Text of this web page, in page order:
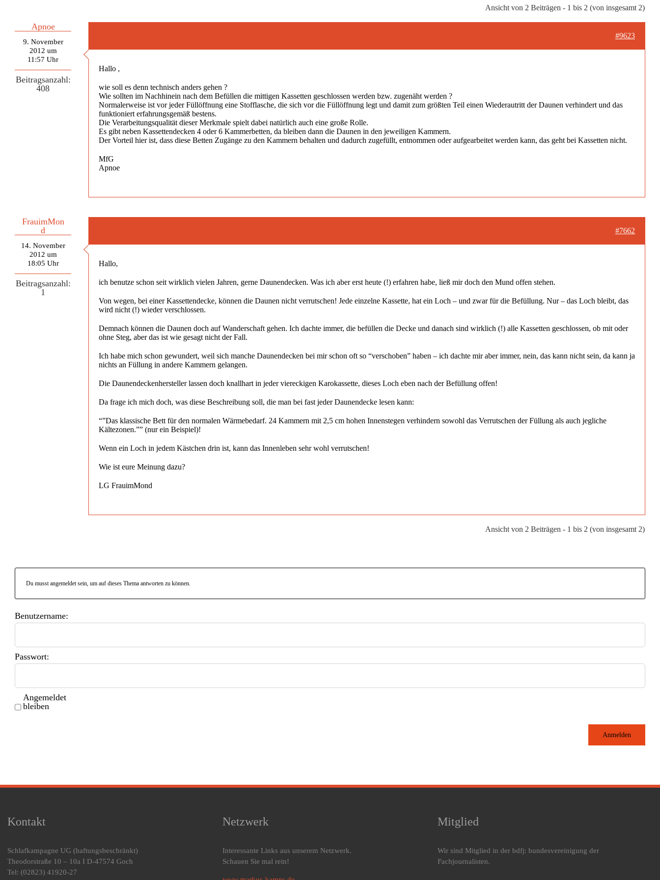
Ansicht von 2 Beiträgen - 1 bis 2 (von insgesamt 2)
Apnoe
9. November
2012 um
11:57 Uhr
Beitragsanzahl:
408
#9623
Hallo ,
wie soll es denn technisch anders gehen ?
Wie sollten im Nachhinein nach dem Befüllen die mittigen Kassetten geschlossen werden bzw. zugenäht werden ?
Normalerweise ist vor jeder Füllöffnung eine Stofflasche, die sich vor die Füllöffnung legt und damit zum größten Teil einen Wiederautritt der Daunen verhindert und das
funktioniert erfahrungsgemäß bestens.
Die Verarbeitungsqualität dieser Merkmale spielt dabei natürlich auch eine große Rolle.
Es gibt neben Kassettendecken 4 oder 6 Kammerbetten, da bleiben dann die Daunen in den jeweiligen Kammern.
Der Vorteil hier ist, dass diese Betten Zugänge zu den Kammern behalten und dadurch zugefüllt, entnommen oder aufgearbeitet werden kann, das geht bei Kassetten nicht.
MfG
Apnoe
FrauimMon
d
14. November
2012 um
18:05 Uhr
Beitragsanzahl:
1
#7662
Hallo,
ich benutze schon seit wirklich vielen Jahren, gerne Daunendecken. Was ich aber erst heute (!) erfahren habe, ließ mir doch den Mund offen stehen.
Von wegen, bei einer Kassettendecke, können die Daunen nicht verrutschen! Jede einzelne Kassette, hat ein Loch – und zwar für die Befüllung. Nur – das Loch bleibt, das
wird nicht (!) wieder verschlossen.
Demnach können die Daunen doch auf Wanderschaft gehen. Ich dachte immer, die befüllen die Decke und danach sind wirklich (!) alle Kassetten geschlossen, ob mit oder
ohne Steg, aber das ist wie gesagt nicht der Fall.
Ich habe mich schon gewundert, weil sich manche Daunendecken bei mir schon oft so “verschoben” haben – ich dachte mir aber immer, nein, das kann nicht sein, da kann ja
nichts an Füllung in andere Kammern gelangen.
Die Daunendeckenhersteller lassen doch knallhart in jeder viereckigen Karokassette, dieses Loch eben nach der Befüllung offen!
Da frage ich mich doch, was diese Beschreibung soll, die man bei fast jeder Daunendecke lesen kann:
“”Das klassische Bett für den normalen Wärmebedarf. 24 Kammern mit 2,5 cm hohen Innenstegen verhindern sowohl das Verrutschen der Füllung als auch jegliche
Kältezonen.”” (nur ein Beispiel)!
Wenn ein Loch in jedem Kästchen drin ist, kann das Innenleben sehr wohl verrutschen!
Wie ist eure Meinung dazu?
LG FrauimMond
Ansicht von 2 Beiträgen - 1 bis 2 (von insgesamt 2)
Du musst angemeldet sein, um auf dieses Thema antworten zu können.
Benutzername:
Passwort:
Angemeldet
bleiben
Anmelden
Kontakt
Schlafkampagne UG (haftungsbeschränkt)
Theodorstraße 10 – 10a I D-47574 Goch
Tel: (02823) 41920-27
Netzwerk
Interessante Links aus unserem Netzwerk.
Schauen Sie mal rein!
Mitglied
Wir sind Mitglied in der bdfj: bundesvereinigung der
Fachjournalisten.